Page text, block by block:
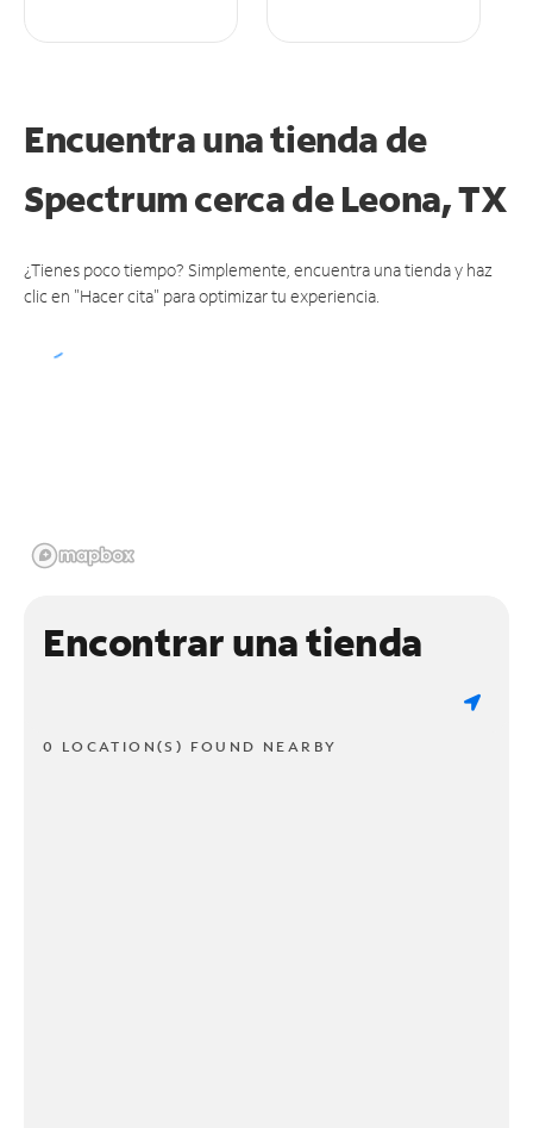
Encuentra una tienda de
Spectrumcerca de Leona, TX
¿Tienes poco tiempo? Simplemente, encuentra una tienda y haz
clic en "Hacer cita" para optimizar tu experiencia.
Encontrar una tienda
0 LOCATION(S) FOUND NEARBY